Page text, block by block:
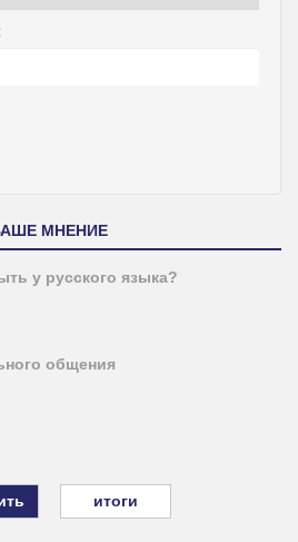
МНЕНИЕ
у русского языка?
общения
итоги